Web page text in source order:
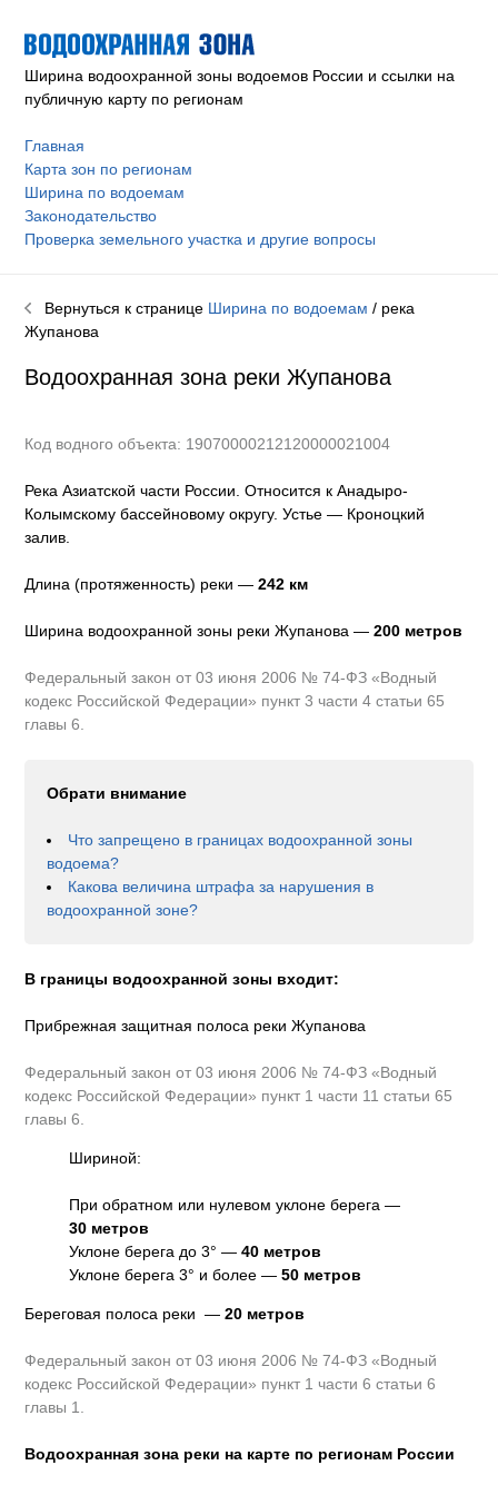
Ширина водоохранной зоны водоемов России и ссылки на
публичную карту по регионам
Главная
Карта зон по регионам
Ширина по водоемам
Законодательство
Проверка земельного участка и другие вопросы
Вернуться к странице Ширина по водоемам / река
Жупанова
Водоохранная зона реки Жупанова
Код водного объекта: 19070000212120000021004
Река Азиатской части России. Относится к Анадыро-
Колымскому бассейновому округу.Устье — Кроноцкий
залив.
Длина (протяженность) реки —242 км
Ширина водоохранной зоны реки Жупанова —200 метров
Федеральный закон от 03 июня 2006 № 74-ФЗ «Водный
кодекс Российской Федерации» пункт 3 части 4 статьи 65
главы 6.
Обрати внимание
Что запрещено в границах водоохранной зоны
водоема?
Какова величина штрафа за нарушения в
водоохранной зоне?
В границы водоохранной зоны входит:
Прибрежная защитная полоса реки Жупанова
Федеральный закон от 03 июня 2006 № 74-ФЗ «Водный
кодекс Российской Федерации» пункт 1 части 11 статьи 65
главы 6.
Шириной:
При обратном или нулевом уклоне берега —
30 метров
Уклоне берега до 3° —40 метров
Уклоне берега 3° и более —50 метров
Береговая полоса реки —20 метров
Федеральный закон от 03 июня 2006 № 74-ФЗ «Водный
кодекс Российской Федерации» пункт 1 части 6 статьи 6
главы 1.
Водоохранная зона реки на карте по регионам России